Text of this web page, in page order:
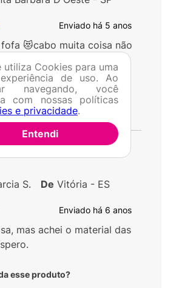
Enviado há 5 anos
😻cabo muita coisa não
tão espaçosa
esse produto?
Enviado há 6 anos
mas achei o material das
esse produto?
S. De Vitória - ES
utiliza Cookies para uma
de uso. Ao
navegando, você
com nossas políticas
e privacidade.
Entendi